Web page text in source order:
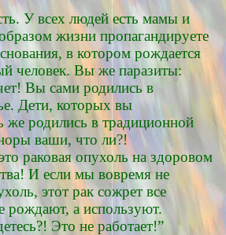
У всех людей есть мамы и
жизни пропагандируете
в котором рождается
человек. Вы же паразиты:
Вы сами родились в
Дети, которых вы
же родились в традиционной
ваши, что ли?!
раковая опухоль на здоровом
И если мы вовремя не
этот рак сожрет все
рождают, а используют.
Это не работает!”